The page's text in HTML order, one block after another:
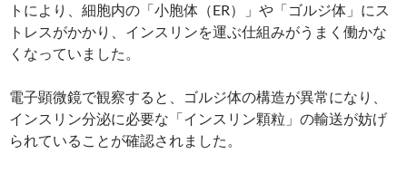
トにより、細胞内の「小胞体（ER）」や「ゴルジ体」にス
トレスがかかり、インスリンを運ぶ仕組みがうまく働かな
くなっていました。
電子顕微鏡で観察すると、ゴルジ体の構造が異常になり、
インスリン分泌に必要な「インスリン顆粒」の輸送が妨げ
られていることが確認されました。